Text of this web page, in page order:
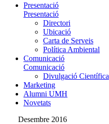
Presentació
Presentació
Directori
Ubicació
Carta de Serveis
Política Ambiental
Comunicació
Comunicació
Divulgació Científica
Marketing
Alumni UMH
Novetats
Desembre 2016